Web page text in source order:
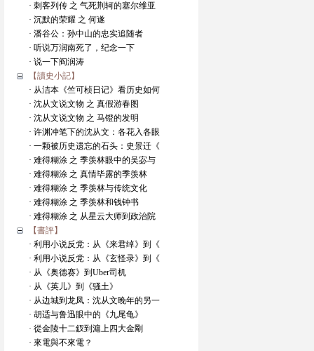
· 刺客列传 之 气死荆轲的塞尔维亚
· 沉默的荣耀 之 何遂
· 潘谷公：孙中山的忠实追随者
· 听说万润南死了，纪念一下
· 说一下阎润涛
【讀史小記】
· 从洁本《竺可桢日记》看历史如何
· 沈从文说文物 之 真假游春图
· 沈从文说文物 之 马镫的发明
· 许渊冲笔下的沈从文：各花入各眼
· 一颗被历史遗忘的石头：史景迁《
· 难得糊涂 之 季羡林眼中的吴宓与
· 难得糊涂 之 真情毕露的季羡林
· 难得糊涂 之 季羡林与传统文化
· 难得糊涂 之 季羡林和钱钟书
· 难得糊涂 之 从星云大师到政治院
【書評】
· 利用小说反党：从《来君绰》到《
· 利用小说反党：从《玄怪录》到《
· 从《奥德赛》到Uber司机
· 从《英儿》到《骚土》
· 从边城到龙凤：沈从文晚年的另一
· 胡适与鲁迅眼中的《九尾龟》
· 從金陵十二釵到滬上四大金剛
· 來電與不來電？